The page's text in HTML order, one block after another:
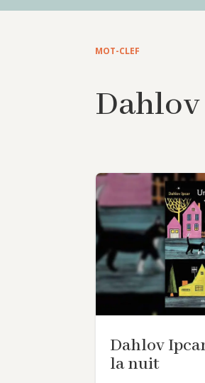
MOT-CLEF
Dahlov
la nuit